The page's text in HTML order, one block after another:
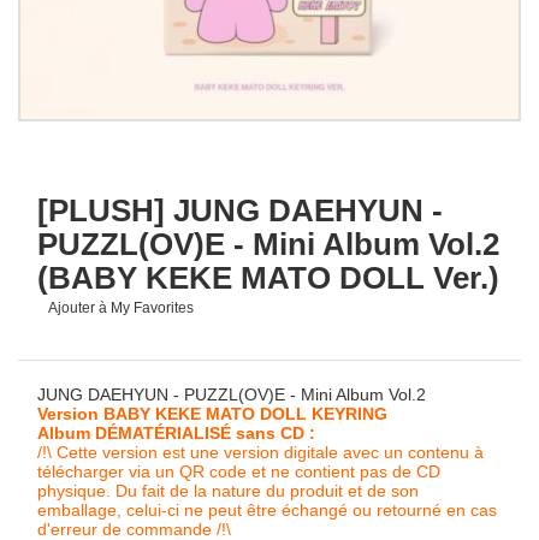
[PLUSH] JUNG DAEHYUN -
PUZZL(OV)E - Mini Album Vol.2
(BABY KEKE MATO DOLL Ver.)
Ajouter à My Favorites
JUNG DAEHYUN - PUZZL(OV)E - Mini Album Vol.2
Version BABY KEKE MATO DOLL KEYRING
Album DÉMATÉRIALISÉ sans CD :
/!\ Cette version est une version digitale avec un contenu à
télécharger via un QR code et ne contient pas de CD
physique. Du fait de la nature du produit et de son
emballage, celui-ci ne peut être échangé ou retourné en cas
d'erreur de commande /!\